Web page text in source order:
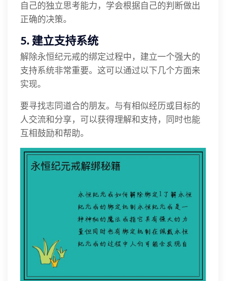
自己的独立思考能力，学会根据自己的判断做出
正确的决策。
5. 建立支持系统
解除永恒纪元戒的绑定过程中，建立一个强大的
支持系统非常重要。这可以通过以下几个方面来
实现。
要寻找志同道合的朋友。与有相似经历或目标的
人交流和分享，可以获得理解和支持，同时也能
互相鼓励和帮助。